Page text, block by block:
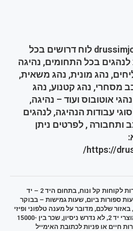
דרושים נהגים – drussimjobbs לוח דרושים בכל
בכל התחומים, נהיגה
נהג מונית, נהג משאית,
מסחרי, נהג קטנוע, נהג
אוטובוס ועוד – נהיגה,
עבודות הנהיגה, לנהגים
ותחבורה , לפרטים ניתן
https://
דרושים דרושות לעבודה בשירות לקוחות קל ונוח, בתחום היד 2 – יד
ספורות ביום, שעות גמישות – בבוקר
שלכם, מדובר על מענה טלפוני ופיזי
ללקוחות המעוניינים לקחת מוצרי יד 2, לא נדרש ניסיון, שכר בין 15000-
קורות חיים או פניות לכתובת האימייל